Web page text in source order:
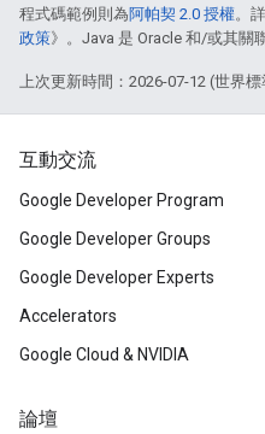
程式碼範例則為阿帕契 2.0 授權。
政策》。Java 是 Oracle 和/或其關
上次更新時間：2026-07-12 (世界標
互動交流
Google Developer Program
Google Developer Groups
Google Developer Experts
Accelerators
Google Cloud & NVIDIA
論壇